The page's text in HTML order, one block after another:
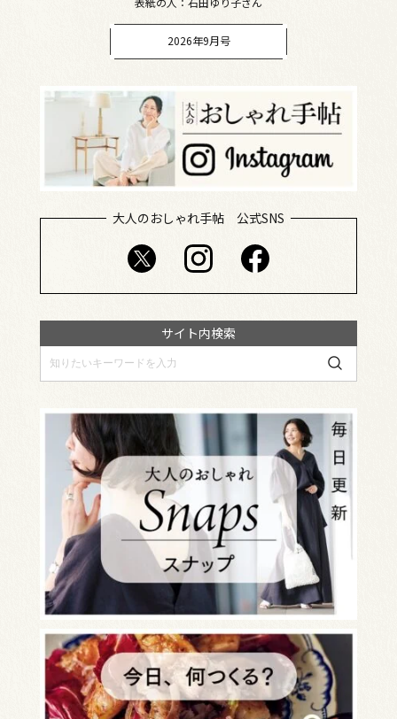
2026年9月号
大人のおしゃれ手帖 公式SNS
サイト内検索